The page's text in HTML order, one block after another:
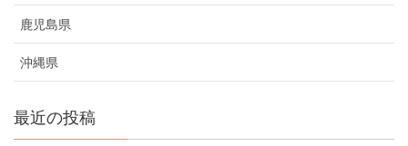
鹿児島県
沖縄県
最近の投稿